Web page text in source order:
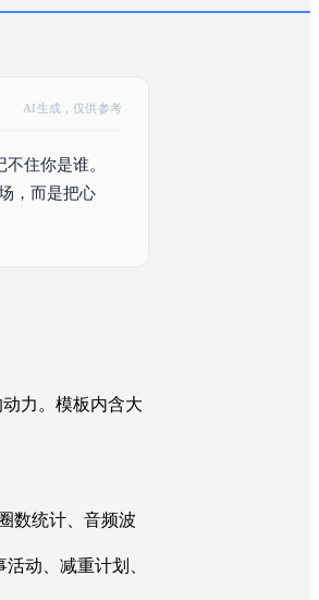
AI生成，仅供参考
住你是谁。
，而是把心
觉？
力。模板内含大
数统计、音频波
动、减重计划、